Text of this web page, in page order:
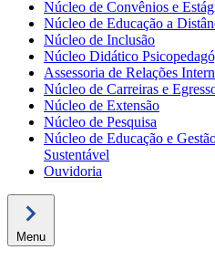
Núcleo de Convênios e
Núcleo de Educação a
Núcleo de Inclusão
Núcleo Didático
Assessoria de Relações
Núcleo de Carreiras e
Núcleo de Extensão
Núcleo de Pesquisa
Núcleo de Educação e
Sustentável
Ouvidoria
Menu